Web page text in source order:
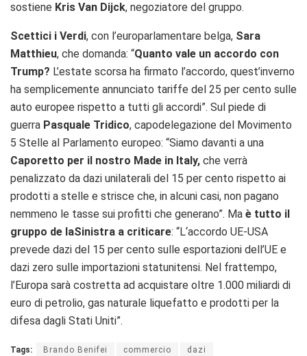
sostiene Kris Van Dijck, negoziatore del gruppo.
Scettici i Verdi, con l’europarlamentare belga, Sara
Matthieu, che domanda: “Quanto vale un accordo con
Trump? L’estate scorsa ha firmato l’accordo, quest’inverno
ha semplicemente annunciato tariffe del 25 per cento sulle
auto europee rispetto a tutti gli accordi”. Sul piede di
guerra Pasquale Tridico, capodelegazione del Movimento
5 Stelle al Parlamento europeo: “Siamo davanti a una
Caporetto per il nostro Made in Italy, che verrà
penalizzato da dazi unilaterali del 15 per cento rispetto ai
prodotti a stelle e strisce che, in alcuni casi, non pagano
nemmeno le tasse sui profitti che generano”. Ma è tutto il
gruppo de laSinistra a criticare: “L‘accordo UE-USA
prevede dazi del 15 per cento sulle esportazioni dell’UE e
dazi zero sulle importazioni statunitensi. Nel frattempo,
l’Europa sarà costretta ad acquistare oltre 1.000 miliardi di
euro di petrolio, gas naturale liquefatto e prodotti per la
difesa dagli Stati Uniti”.
Tags: Brando Benifei commercio dazi